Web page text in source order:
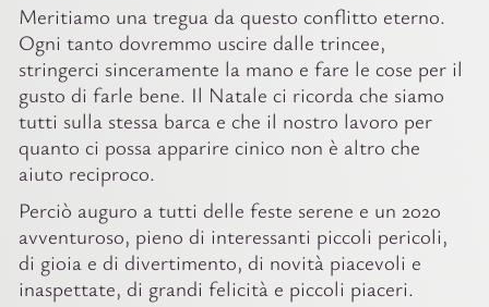
Meritiamo una tregua da questo conflitto eterno.
Ogni tanto dovremmo uscire dalle trincee,
stringerci sinceramente la mano e fare le cose per il
gusto di farle bene. Il Natale ci ricorda che siamo
tutti sulla stessa barca e che il nostro lavoro per
quanto ci possa apparire cinico non è altro che
aiuto reciproco.
Perciò auguro a tutti delle feste serene e un 2020
avventuroso, pieno di interessanti piccoli pericoli,
di gioia e di divertimento, di novità piacevoli e
inaspettate, di grandi felicità e piccoli piaceri.